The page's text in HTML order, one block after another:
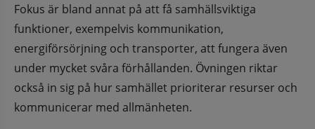
Fokus är bland annat på att få samhällsviktiga
funktioner, exempelvis kommunikation,
energiförsörjning och transporter, att fungera även
under mycket svåra förhållanden. Övningen riktar
också in sig på hur samhället prioriterar resurser och
kommunicerar med allmänheten.